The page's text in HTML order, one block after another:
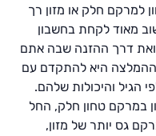
למרקם חלק או מזון רך
מאוד לקחת בחשבון
ואת דרך ההזנה שבה אתם
ההמלצה היא להתקדם עם
הגיל והיכולות שלהם.
מזון במרקם טחון חלק, החל
גס יותר של מזון,